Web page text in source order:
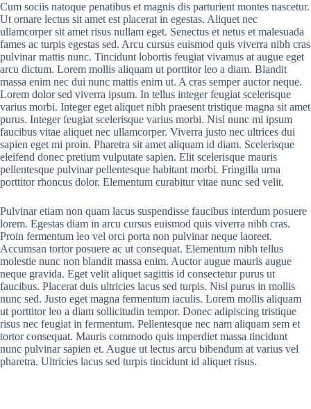
Cum sociis natoque penatibus et magnis dis parturient montes nascetur.
Ut ornare lectus sit amet est placerat in egestas. Aliquet nec
ullamcorper sit amet risus nullam eget. Senectus et netus et malesuada
fames ac turpis egestas sed. Arcu cursus euismod quis viverra nibh cras
pulvinar mattis nunc. Tincidunt lobortis feugiat vivamus at augue eget
arcu dictum. Lorem mollis aliquam ut porttitor leo a diam. Blandit
massa enim nec dui nunc mattis enim ut. A cras semper auctor neque.
Lorem dolor sed viverra ipsum. In tellus integer feugiat scelerisque
varius morbi. Integer eget aliquet nibh praesent tristique magna sit amet
purus. Integer feugiat scelerisque varius morbi. Nisl nunc mi ipsum
faucibus vitae aliquet nec ullamcorper. Viverra justo nec ultrices dui
sapien eget mi proin. Pharetra sit amet aliquam id diam. Scelerisque
eleifend donec pretium vulputate sapien. Elit scelerisque mauris
pellentesque pulvinar pellentesque habitant morbi. Fringilla urna
porttitor rhoncus dolor. Elementum curabitur vitae nunc sed velit.
Pulvinar etiam non quam lacus suspendisse faucibus interdum posuere
lorem. Egestas diam in arcu cursus euismod quis viverra nibh cras.
Proin fermentum leo vel orci porta non pulvinar neque laoreet.
Accumsan tortor posuere ac ut consequat. Elementum nibh tellus
molestie nunc non blandit massa enim. Auctor augue mauris augue
neque gravida. Eget velit aliquet sagittis id consectetur purus ut
faucibus. Placerat duis ultricies lacus sed turpis. Nisl purus in mollis
nunc sed. Justo eget magna fermentum iaculis. Lorem mollis aliquam
ut porttitor leo a diam sollicitudin tempor. Donec adipiscing tristique
risus nec feugiat in fermentum. Pellentesque nec nam aliquam sem et
tortor consequat. Mauris commodo quis imperdiet massa tincidunt
nunc pulvinar sapien et. Augue ut lectus arcu bibendum at varius vel
pharetra. Ultricies lacus sed turpis tincidunt id aliquet risus.